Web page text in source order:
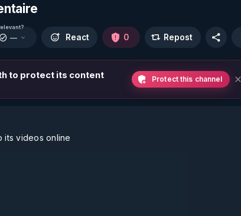
— React 0 Repost
to protect its content Protect this channel
its videos online